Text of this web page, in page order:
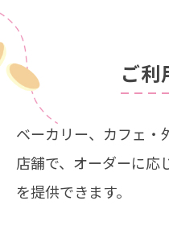
ご利
ベーカリー、カフェ・
店舗で、 オーダーに応
を提供できます。